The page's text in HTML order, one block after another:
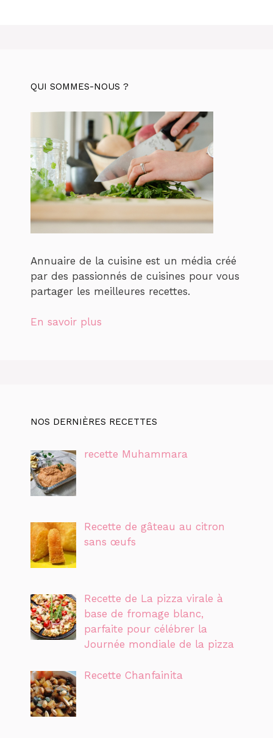
QUI SOMMES-NOUS ?
Annuaire de la cuisine est un média créé
par des passionnés de cuisines pour vous
partager les meilleures recettes.
En savoir plus
NOS DERNIÈRES RECETTES
recette Muhammara
Recette de gâteau au citron
sans œufs
Recette de La pizza virale à
base de fromage blanc,
parfaite pour célébrer la
Journée mondiale de la pizza
Recette Chanfainita